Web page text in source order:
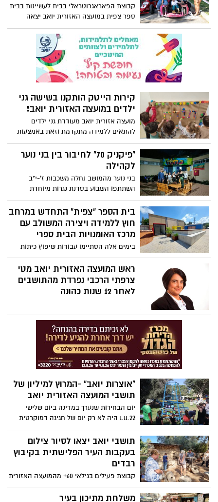
והביטחון הקהילתי רויטל קריתי, מפקד מחוז
דרום אל"מ שגיא ברוך, מפקד נפת לכיש
בפיקוד העורף אל"מ מרקו אזואלס, חברי
צוותי החירום היישוביים, יחידת הסע"ר
המועצתית, צוותי החירום הרפואיים ומתנדבי
איחוד הצלה, צוותי כבאות והצלה, מתנדבים,
מנהלי מכלולי חירום ועובדי המועצה.
קבוצת הפאראגרוטראלי בבית לעשיינות בבית
ספר צפית במועצה האזורית יואב יצאה
השבוע למירוץ הרביעי שלה (מתוך 7 בסה"כ)
הפעם בקיבוץ רמת יוחנן.
קירות הייטק הותקנו בשישה גני
ילדים במועצה האזורית יואב!
מועצה אזורית יואב מעודדת גני ילדים
להתאים ללמידה מתקדמת וזאת באמצעות
התקנת קיר הייטק - stem wall - מרכז
פעילות רב שימושי ליצירה ובניה.
"פיקניק 70" לחיבור בין בני נוער
לקהילה
בני נוער מהמושב נחלה משכבות ז'-י"ב
השתתפו השבוע בסדנת נגרות מיוחדת
בהנחיית ענבל ענבר במסגרתה הכינו פינת
פיקניק כולל שולחן וספסלים. הפעילות
נעשתה במסגרת יוזמת "פיקניק 70", שהוציאה
מחלקת הילדים והנוער במרכז הקהילתי יואב
במועצה כחלק מציון שנת ה- 70 למועצה
אזורית יואב.
בית הספר "צפית" התחדש במרחב
חוץ ללמידה ויצירה המשולב עם
מרכז האומנויות הבית ספרי
בימים אלה הסתיימו עבודות שיפוץ כיתות
האמנות וחלל התיאטרון (חדר תחפושות
והלבשה) והקמת גן האמנות, המהווה המשך
ישיר לקו העיצובי והצבעוני במתחם הפנים
המחודש.
ראש המועצה האזורית יואב מטי
צרפתי הרכבי נפרדת מהתושבים
לאחר 12 שנות כהונה
"אוצרות יואב" -המרוץ למיליון של
תושבי המועצה האזורית יואב
יום הבחירות שנערך במדינה ביום שלישי
1.11.22 היה לא רק יום של חגיגה דמוקרטית
אלא גם יום חגם של מאות מתושבי מועצה
אזורית יואב, ילדים, הורים, סבים וסבתות,
שהשתתפו לראשונה במשחק "אוצרות יואב"
בפורמט המרוץ למיליון בכל יישובי המועצה.
תושבי יואב יצאו לסיור צילום
בעקבות העיר הפלישתית בקיבוץ
רבדים
קבוצת פעילים בגילאי 60+ מהמועצה האזורית
יואב, לסיור צילום בעקבות העיר הפלישתית
בקיבוץ רבדים. היוזמה נולדה במסגרת קול
משלחת מתיכון בעיר